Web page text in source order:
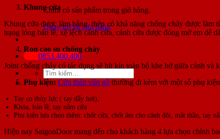
Chưa có sản phẩm trong giỏ hàng.
Quay trở lại cửa hàng
0853.400.400
Tìm
kiếm:
Khung cửa
Khung cửa được làm bằng thép có khả năng chống cháy được
trạng lỏng bản lề, xệ lệch cánh cửa, cánh cửa được đóng mở em dễ
Ron cao su chống cháy
Joint chống cháy có tác dụng sẽ bít kín toàn bộ khe hở giữa cánh
Phụ kiện: Cửa thép vân gỗ thường đi kèm với một số phụ
Tay co thủy lực ( tay đẩy hơi),
Khóa, bản lề, tay nắm cửa
Phụ kiện lựa chọn thêm: chốt cửa, chốt âm cho cánh đôi, mắt thần, tay
Hiện nay SaigonDoor mang đến cho khách hàng 4 lựa chọn chính